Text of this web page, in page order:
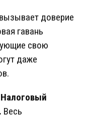
доверие
гавань
свою
даже
Весь